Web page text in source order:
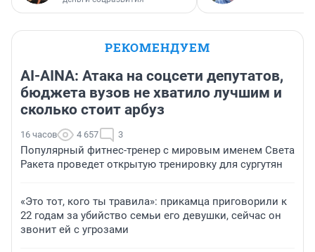
РЕКОМЕНДУЕМ
AI-AINA: Атака на соцсети депутатов,
бюджета вузов не хватило лучшим и
сколько стоит арбуз
16 часов 4 657 3
Популярный фитнес-тренер с мировым именем Света
Ракета проведет открытую тренировку для сургутян
«Это тот, кого ты травила»: прикамца приговорили к
22 годам за убийство семьи его девушки, сейчас он
звонит ей с угрозами